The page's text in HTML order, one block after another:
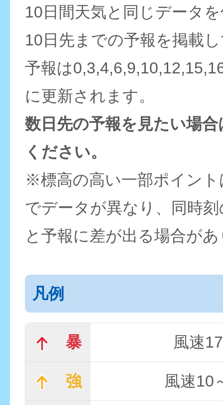
10日間天気と同じデータ
10日先までの予報を掲載
予報は
に更新されます。
数日先の予報を見たい場
ください。
※標高の高い一部ポイン
でデータが異なり、同時
と予報に差が出る場合が
凡例
暴 風速
強 風速10